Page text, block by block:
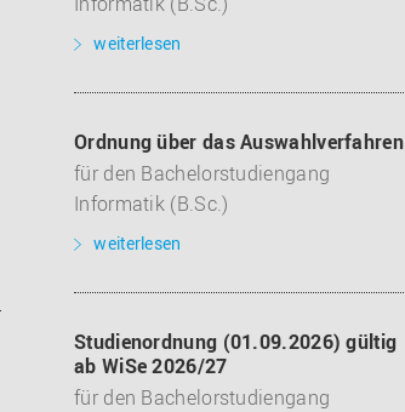
weiterlesen
Ordnung über das Auswahlverfahren
für den Bachelorstudiengang
Informatik (B.Sc.)
weiterlesen
Studienordnung (01.09.2026) gültig
ab WiSe 2026/27
für den Bachelorstudiengang